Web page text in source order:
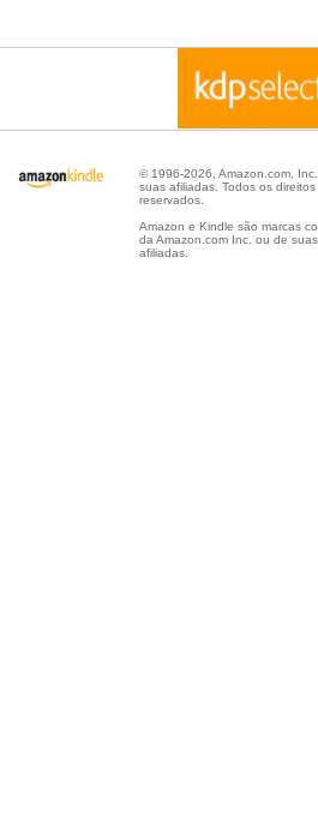
© 1996-2026, Amazon.com,
suas afiliadas. Todos os direitos
reservados.
Amazon e Kindle são marcas
da Amazon.com Inc. ou de suas
afiliadas.